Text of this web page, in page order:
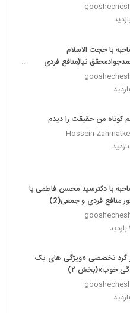
با حجت الاسلام
نیا(منافع فردی
کوتاه من حقیقت را دیدم
Hossein
با دکترسید محسن فاطمی با
منافع فردی و جمعی(2)
گرد تخصصی «ویژگی های یک
خوب»(بخش ۲)